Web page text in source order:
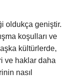
oldukça geniştir.
koşulları ve
kültürlerde,
ve haklar daha
nasıl